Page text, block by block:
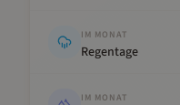
IM MONAT
Regentage
IM MONAT